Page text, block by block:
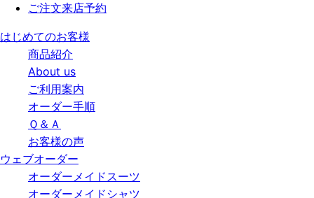
ご注文来店予約
はじめてのお客様
商品紹介
About us
ご利用案内
オーダー手順
Ｑ＆Ａ
お客様の声
ウェブオーダー
オーダーメイドスーツ
オーダーメイドシャツ